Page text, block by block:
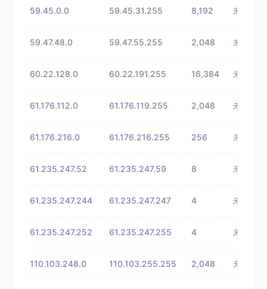
59.45.0.0 59.45.31.255 8,192 未知
59.47.48.0 59.47.55.255 2,048 未知
60.22.128.0 60.22.191.255 16,384 未知
61.176.112.0 61.176.119.255 2,048 未知
61.176.216.0 61.176.216.255 256 未知
61.235.247.52 61.235.247.59 8 未知
61.235.247.244 61.235.247.247 4 未知
61.235.247.252 61.235.247.255 4 未知
110.103.248.0 110.103.255.255 2,048 未知